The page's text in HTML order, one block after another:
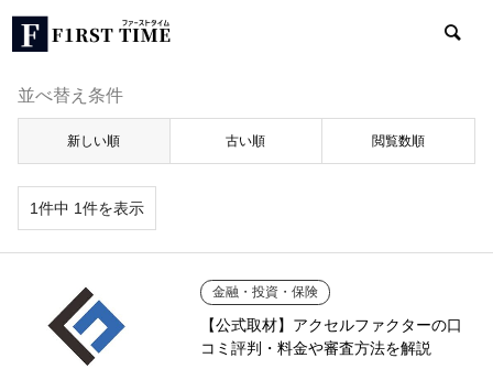
並べ替え条件
新しい順 古い順 閲覧数順
1件中 1件を表示
金融・投資・保険
【公式取材】アクセルファクターの口
コミ評判・料金や審査方法を解説